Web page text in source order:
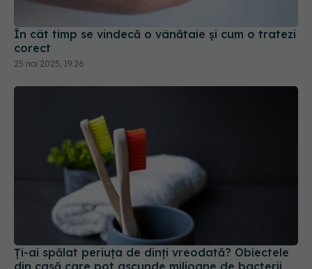
În cât timp se vindecă o vânătaie și cum o tratezi
corect
25 noi 2025, 19:26
Ți-ai spălat periuța de dinți vreodată? Obiectele